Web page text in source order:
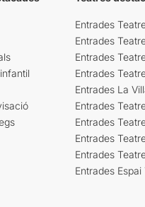
Entrades
Entrades
Entrades
Entrades
Entrades La
Entrades
Entrades
Entrades
Entrades
Entrades Espai